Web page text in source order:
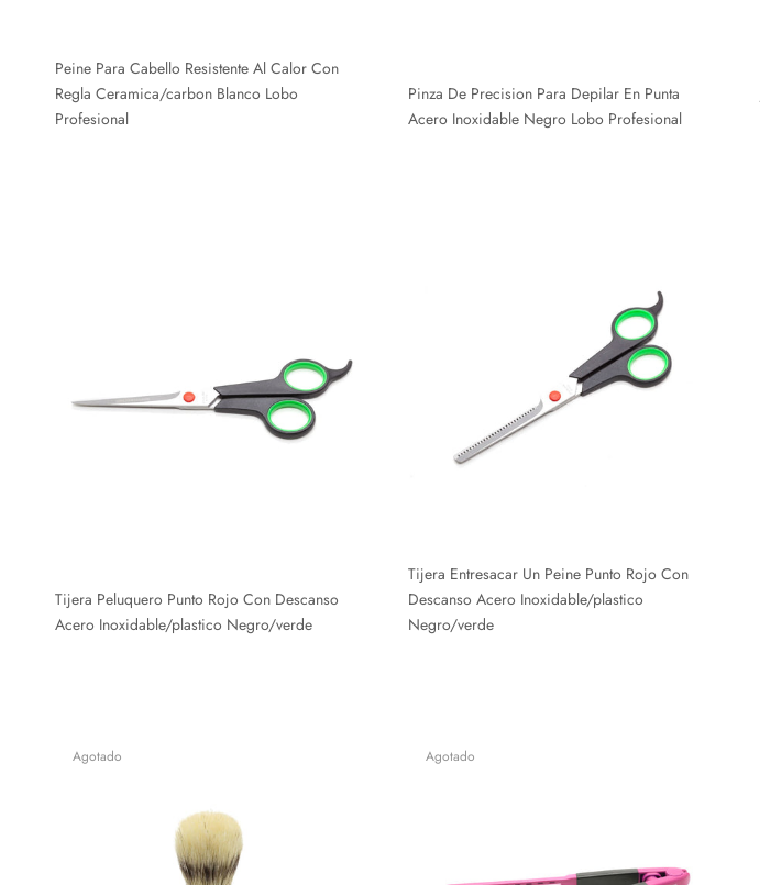
Peine Para Cabello Resistente Al Calor Con
Regla Ceramica/carbon Blanco Lobo
Profesional
Pinza De Precision Para Depilar En Punta
Acero Inoxidable Negro Lobo Profesional
Tijera Peluquero Punto Rojo Con Descanso
Acero Inoxidable/plastico Negro/verde
Tijera Entresacar Un Peine Punto Rojo Con
Descanso Acero Inoxidable/plastico
Negro/verde
Agotado Agotado